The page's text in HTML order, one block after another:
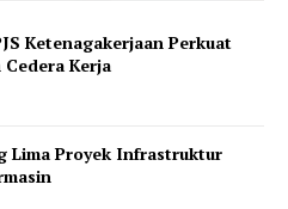
Ketenagakerjaan Perkuat
Kerja
Lima Proyek Infrastruktur